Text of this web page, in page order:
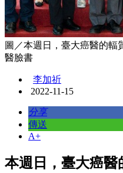
圖／本週日，臺大癌醫的輻
醫臉書
李加祈
2022-11-15
分享
傳送
A+
本週日，臺大癌醫